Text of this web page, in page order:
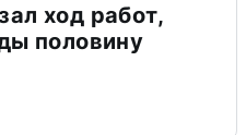
ход работ,
половину